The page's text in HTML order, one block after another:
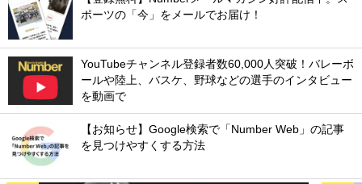
ポーツの「今」をメールでお届け！
YouTubeチャンネル登録者数60,000人突破！バレーボ
ールや陸上、バスケ、野球などの選手のインタビュー
を動画で
【お知らせ】Google検索で「Number Web」の記事
を見つけやすくする方法